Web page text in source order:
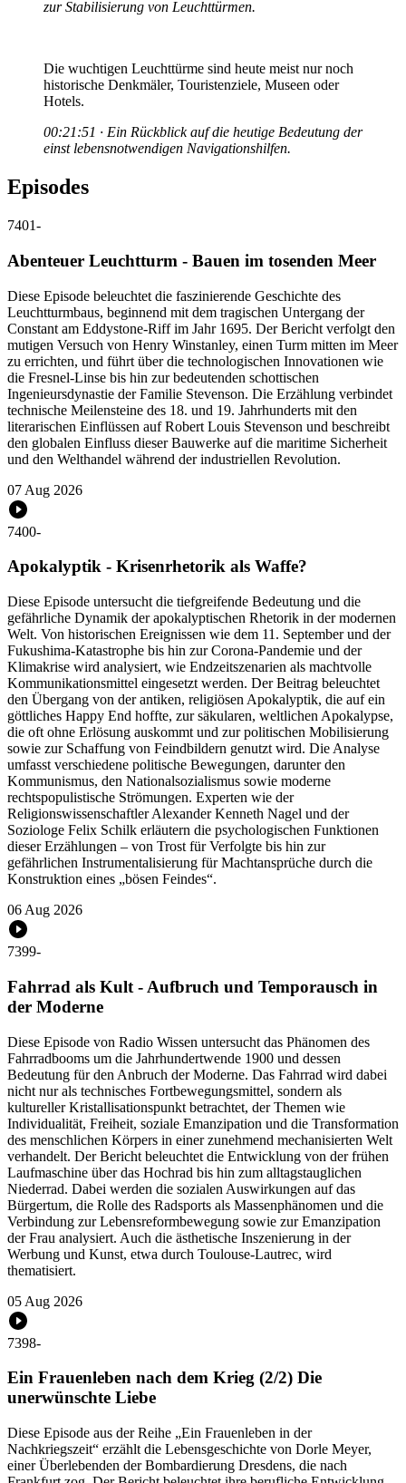
zur Stabilisierung von Leuchttürmen.
Die wuchtigen Leuchttürme sind heute meist nur noch
historische Denkmäler, Touristenziele, Museen oder
Hotels.
00:21:51 · Ein Rückblick auf die heutige Bedeutung der
einst lebensnotwendigen Navigationshilfen.
Episodes
7401-
Abenteuer Leuchtturm - Bauen im tosenden Meer
Diese Episode beleuchtet die faszinierende Geschichte des
Leuchtturmbaus, beginnend mit dem tragischen Untergang der
Constant am Eddystone-Riff im Jahr 1695. Der Bericht verfolgt den
mutigen Versuch von Henry Winstanley, einen Turm mitten im Meer
zu errichten, und führt über die technologischen Innovationen wie
die Fresnel-Linse bis hin zur bedeutenden schottischen
Ingenieursdynastie der Familie Stevenson. Die Erzählung verbindet
technische Meilensteine des 18. und 19. Jahrhunderts mit den
literarischen Einflüssen auf Robert Louis Stevenson und beschreibt
den globalen Einfluss dieser Bauwerke auf die maritime Sicherheit
und den Welthandel während der industriellen Revolution.
07 Aug 2026
7400-
Apokalyptik - Krisenrhetorik als Waffe?
Diese Episode untersucht die tiefgreifende Bedeutung und die
gefährliche Dynamik der apokalyptischen Rhetorik in der modernen
Welt. Von historischen Ereignissen wie dem 11. September und der
Fukushima-Katastrophe bis hin zur Corona-Pandemie und der
Klimakrise wird analysiert, wie Endzeitszenarien als machtvolle
Kommunikationsmittel eingesetzt werden. Der Beitrag beleuchtet
den Übergang von der antiken, religiösen Apokalyptik, die auf ein
göttliches Happy End hoffte, zur säkularen, weltlichen Apokalypse,
die oft ohne Erlösung auskommt und zur politischen Mobilisierung
sowie zur Schaffung von Feindbildern genutzt wird. Die Analyse
umfasst verschiedene politische Bewegungen, darunter den
Kommunismus, den Nationalsozialismus sowie moderne
rechtspopulistische Strömungen. Experten wie der
Religionswissenschaftler Alexander Kenneth Nagel und der
Soziologe Felix Schilk erläutern die psychologischen Funktionen
dieser Erzählungen – von Trost für Verfolgte bis hin zur
gefährlichen Instrumentalisierung für Machtansprüche durch die
Konstruktion eines „bösen Feindes“.
06 Aug 2026
7399-
Fahrrad als Kult - Aufbruch und Temporausch in
der Moderne
Diese Episode von Radio Wissen untersucht das Phänomen des
Fahrradbooms um die Jahrhundertwende 1900 und dessen
Bedeutung für den Anbruch der Moderne. Das Fahrrad wird dabei
nicht nur als technisches Fortbewegungsmittel, sondern als
kultureller Kristallisationspunkt betrachtet, der Themen wie
Individualität, Freiheit, soziale Emanzipation und die Transformation
des menschlichen Körpers in einer zunehmend mechanisierten Welt
verhandelt. Der Bericht beleuchtet die Entwicklung von der frühen
Laufmaschine über das Hochrad bis hin zum alltagstauglichen
Niederrad. Dabei werden die sozialen Auswirkungen auf das
Bürgertum, die Rolle des Radsports als Massenphänomen und die
Verbindung zur Lebensreformbewegung sowie zur Emanzipation
der Frau analysiert. Auch die ästhetische Inszenierung in der
Werbung und Kunst, etwa durch Toulouse-Lautrec, wird
thematisiert.
05 Aug 2026
7398-
Ein Frauenleben nach dem Krieg (2/2) Die
unerwünschte Liebe
Diese Episode aus der Reihe „Ein Frauenleben in der
Nachkriegszeit“ erzählt die Lebensgeschichte von Dorle Meyer,
einer Überlebenden der Bombardierung Dresdens, die nach